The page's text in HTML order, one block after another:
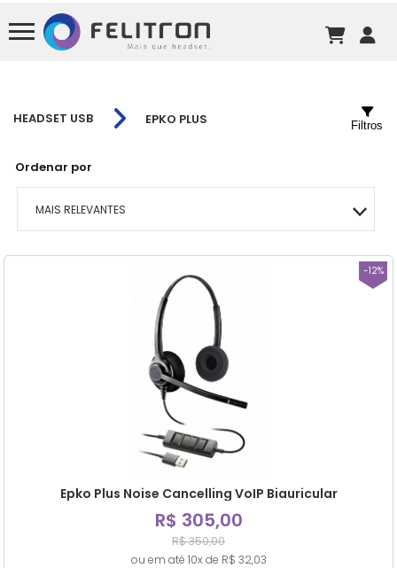
HEADSET USB EPKO PLUS
Ordenar por
MAIS RELEVANTES
MAIS VENDIDOS
Filtros
-12%
Epko Plus Noise Cancelling VoIP Biauricular
R$ 305,00
R$ 350,00
ou em até 10x de R$ 32,03